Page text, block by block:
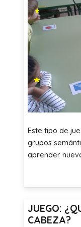
Este tipo de
grupos
aprender
JUEGO:
CABEZA?